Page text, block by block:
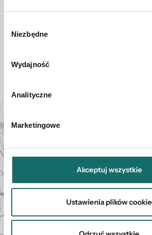
zgody
Niezbędne
Wydajność
Analityczne
Marketingowe
Akceptuj wszystkie
Ustawienia plików cookie
Wróć do listy ofert
Inne oferty agenta
−